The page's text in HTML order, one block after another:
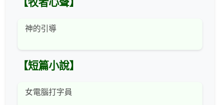
【牧者心聲】
神的引導
【短篇小說】
女電腦打字員